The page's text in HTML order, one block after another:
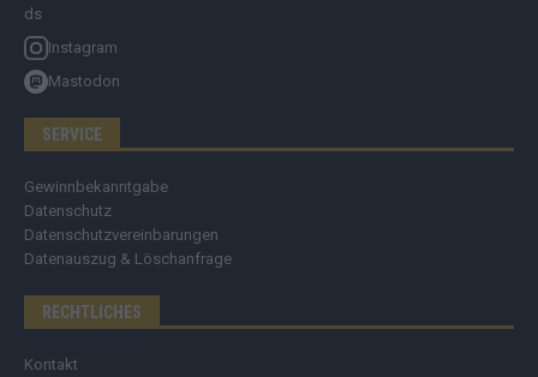
Instagram
Mastodon
SERVICE
Gewinnbekanntgabe
Datenschutz
Datenschutzvereinbarungen
Datenauszug & Löschanfrage
RECHTLICHES
Kontakt